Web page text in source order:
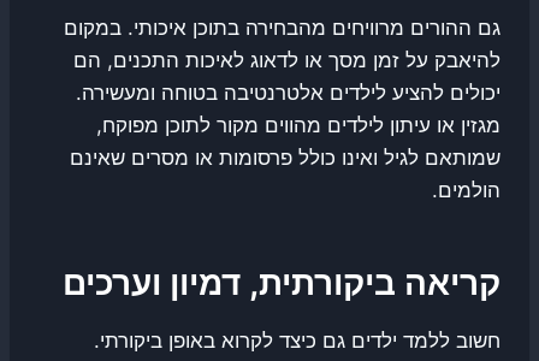
גם ההורים מרוויחים מהבחירה בתוכן איכותי. במקום
להיאבק על זמן מסך או לדאוג לאיכות התכנים, הם
יכולים להציע לילדים אלטרנטיבה בטוחה ומעשירה.
מגזין או עיתון לילדים מהווים מקור לתוכן מפוקח,
שמותאם לגיל ואינו כולל פרסומות או מסרים שאינם
הולמים.
קריאה ביקורתית, דמיון וערכים
חשוב ללמד ילדים גם כיצד לקרוא באופן ביקורתי.